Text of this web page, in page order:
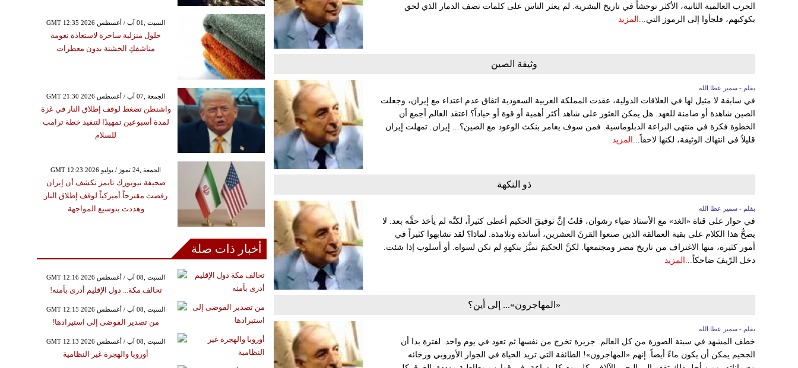
الحرب العالمية الثانية، الأكثر توحشاً في تاريخ البشرية. لم يعثر الناس على كلمات تصف الدمار الذي لحق
بكوكبهم، فلجأوا إلى الرموز التي... المزيد
وثيقة الصين
بقلم - سمير عطا الله
في سابقة لا مثيل لها في العلاقات الدولية، عقدت المملكة العربية السعودية اتفاق عدم اعتداء مع إيران، وجعلت
الصين شاهدة أو ضامنة للعهد. هل يمكن العثور على شاهد أكثر أهمية أو قوة أو حياداً؟ اعتقد العالم أجمع أن
الخطوة فكرة في منتهى البراعة الدبلوماسية. فمن سوف يغامر بنكث الوعود مع الصين؟... إيران. تمهلت إيران
قليلاً في انتهاك الوثيقة، لكنها لاحقاً... المزيد
ذو النكهة
بقلم - سمير عطا الله
في حوار على قناة «الغد» مع الأستاذ ضياء رشوان، قلتُ إنَّ توفيقَ الحكيم أعطى كثيراً، لكنَّه لم يأخذ حقَّه بعد. لا
يصحُّ هذا الكلام على بقية العمالقة الذين صنعوا القرنَ العشرين، أساتذة وتلامذة. لماذا؟ لقد تشابهوا كثيراً في
أمور كثيرة، منها الاغتراف من تاريخ مصر ومجتمعها. لكنَّ الحكيمَ تميَّز بنكهةٍ لم تكن لسواه. أو أسلوب إذا شئت.
دخل الرّيفَ ضاحكاً... المزيد
«المهاجرون»... إلى أين؟
بقلم - سمير عطا الله
خطف المشهد في سبتة الصورة من كل العالم. جزيرة تخرج من نفسها ثم تعود في يوم واحد. لفترة بدا أن
الجحيم يمكن أن يكون ماءً أيضاً. إنهم «المهاجرون»! الطائفة التي تريد الحياة في الجوار الأوروبي ورخائه
GMT 12:35 2026 السبت ,01 آب / أغسطس
حلول منزلية ساحرة لاستعادة نعومة
مناشفكِ الخشنة بدون معطرات
GMT 21:30 2026 الجمعة ,07 آب / أغسطس
واشنطن تضغط لوقف إطلاق النار في غزة
لمدة أسبوعين تمهيدًا لتنفيذ خطة ترامب
للسلام
GMT 12:23 2026 الجمعة ,24 تموز / يوليو
صحيفة نيويورك تايمز تكشف أن إيران
رفضت مقترحاً أميركياً لوقف إطلاق النار
وهددت بتوسيع المواجهة
أخبار ذات صلة
GMT 12:16 2026 السبت ,08 آب / أغسطس
تحالف مكة... دول الإقليم أدرى بأمنه!
GMT 12:15 2026 السبت ,08 آب / أغسطس
من تصدير الفوضى إلى استيرادها!
GMT 12:13 2026 السبت ,08 آب / أغسطس
أوروبا والهجرة غير النظامية